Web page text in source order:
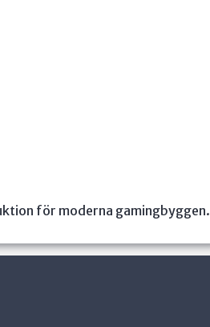
för moderna gamingbyggen.